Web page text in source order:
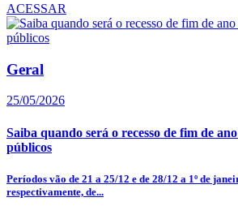
ACESSAR
Geral
25/05/2026
Saiba quando será o recesso de fim de
públicos
Períodos vão de 21 a 25/12 e de 28/12 a 1º de
respectivamente, de...